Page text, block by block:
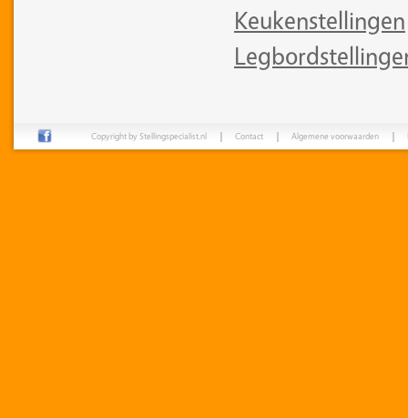
Keukenstellingen
Copyright by Stellingspecialist.nl Contact Algemene voorwaarden